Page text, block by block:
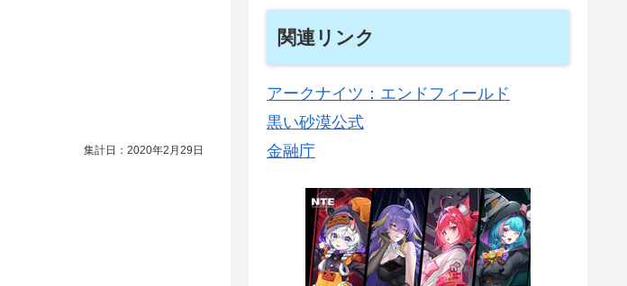
集計日：2020年2月29日
関連リンク
アークナイツ：エンドフィールド
黒い砂漠公式
金融庁